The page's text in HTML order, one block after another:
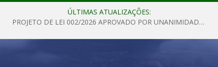
ÚLTIMAS ATUALIZAÇÕES:
PROJETO DE LEI 002/2026 APROVADO POR UNANIMIDADE EM SESSÃO ORDINÁRIA NESTA QUINTA – FEIRA 28 DE MAIO DE 2026